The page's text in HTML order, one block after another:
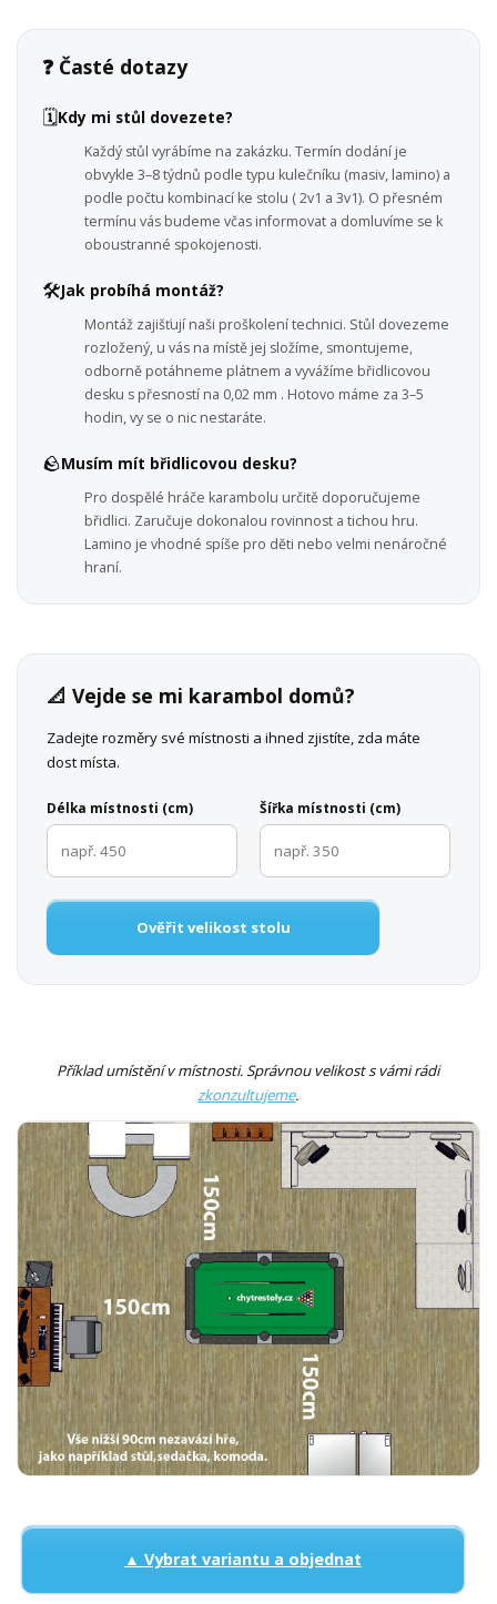
❓ Časté dotazy
🗓️Kdy mi stůl dovezete?
Každý stůl vyrábíme na zakázku. Termín dodání je
obvykle 3–8 týdnů podle typu kulečníku (masiv, lamino) a
podle počtu kombinací ke stolu ( 2v1 a 3v1). O přesném
termínu vás budeme včas informovat a domluvíme se k
oboustranné spokojenosti.
🛠️Jak probíhá montáž?
Montáž zajišťují naši proškolení technici. Stůl dovezeme
rozložený, u vás na místě jej složíme, smontujeme,
odborně potáhneme plátnem a vyvážíme břidlicovou
desku s přesností na 0,02 mm . Hotovo máme za 3–5
hodin, vy se o nic nestaráte.
🪨Musím mít břidlicovou desku?
Pro dospělé hráče karambolu určitě doporučujeme
břidlici. Zaručuje dokonalou rovinnost a tichou hru.
Lamino je vhodné spíše pro děti nebo velmi nenáročné
hraní.
📐 Vejde se mi karambol domů?
Zadejte rozměry své místnosti a ihned zjistíte, zda máte
dost místa.
Délka místnosti (cm) Šířka místnosti (cm)
Ověřit velikost stolu
Příklad umístění v místnosti. Správnou velikost s vámi rádi
zkonzultujeme.
▲ Vybrat variantu a objednat